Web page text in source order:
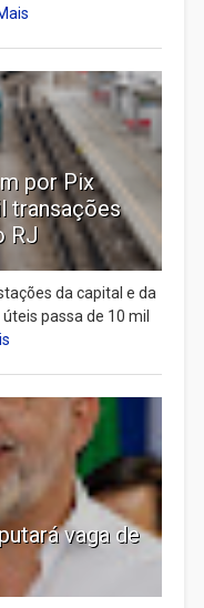
por Pix
transações
RJ
da capital e da
passa de 10 mil
vaga de